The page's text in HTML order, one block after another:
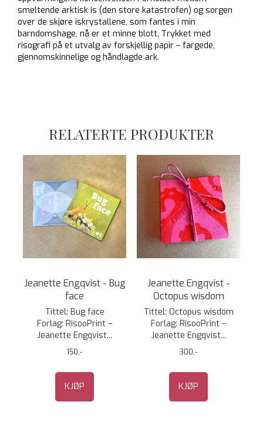
smeltende arktisk is (den store katastrofen) og sorgen
over de skjøre iskrystallene, som fantes i min
barndomshage, nå er et minne blott. Trykket med
risografi på et utvalg av forskjellig papir – fargede,
gjennomskinnelige og håndlagde ark.
RELATERTE PRODUKTER
Jeanette Engqvist - Bug
face
Tittel: Bug face
Forlag: RisooPrint –
Jeanette Engqvist...
150,-
KJØP
Jeanette Engqvist -
Octopus wisdom
Tittel: Octopus wisdom
Forlag: RisooPrint –
Jeanette Engqvist...
300,-
KJØP